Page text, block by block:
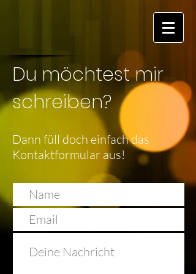
Du möchtest mir
schreiben?
Dann füll doch einfach das
Kontaktformular aus!